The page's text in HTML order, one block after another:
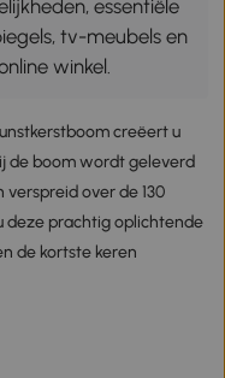
essentiële
tv-meubels en
winkel.
creëert u
de boom wordt geleverd
over de 130
deze prachtig oplichtende
de kortste keren